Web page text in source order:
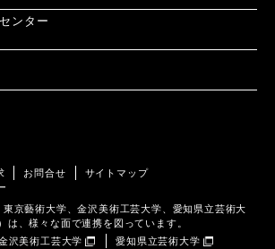
ンター
お問合せ
サイトマップ
京藝術大学、金沢美術工芸大学、愛知県立芸術大
は、様々な面で連携を図っています。
沢美術工芸大学 愛知県立芸術大学